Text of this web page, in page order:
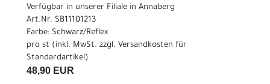
Verfügbar in unserer Filiale in Annaberg
Art.Nr. SB11101213
Farbe: Schwarz/Reflex
pro st (inkl. MwSt. zzgl. Versandkosten für
Standardartikel)
48,90 EUR